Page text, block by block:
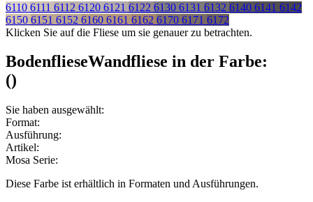
6110 6111 6112 6120 6121 6122 6130 6131 6132 6140 6141 6142
6150 6151 6152 6160 6161 6162 6170 6171 6172
Klicken Sie auf die Fliese um sie genauer zu betrachten.
BodenflieseWandfliese in der Farbe:
()
Sie haben ausgewählt:
Format:
Ausführung:
Artikel:
Mosa Serie:
Diese Farbe ist erhältlich in Formaten und Ausführungen.